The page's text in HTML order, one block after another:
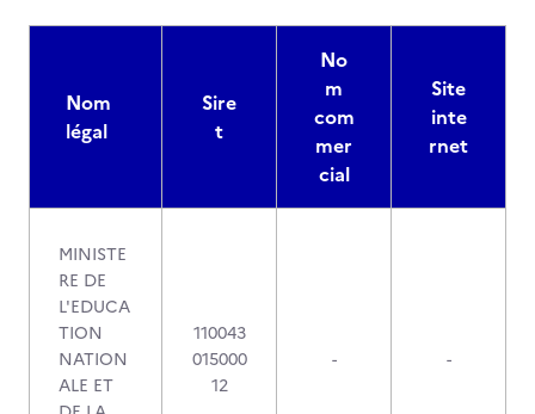
Nom
légal
Sire
t
No
m
com
mer
cial
Site
inte
rnet
MINISTE
RE DE
L'EDUCA
TION
NATION
ALE ET
110043
015000
12
- -